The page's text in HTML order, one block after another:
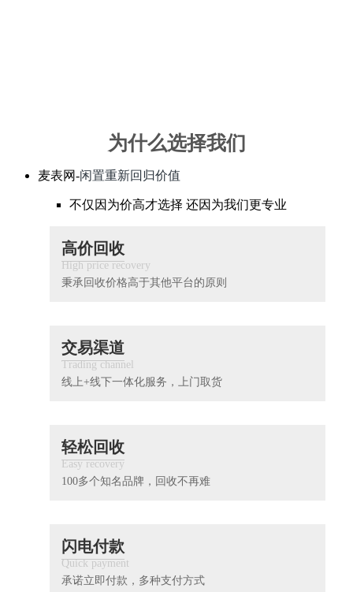
为什么选择我们
麦表网-闲置重新回归价值
不仅因为价高才选择 还因为我们更专业
高价回收
High price recovery
秉承回收价格高于其他平台的原则
交易渠道
Trading channel
线上+线下一体化服务，上门取货
轻松回收
Easy recovery
100多个知名品牌，回收不再难
闪电付款
Quick payment
承诺立即付款，多种支付方式